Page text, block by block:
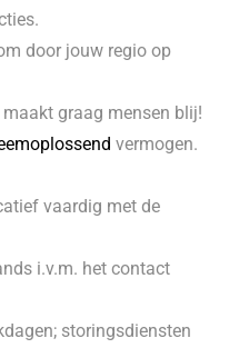
door jouw regio op
graag mensen blij!
vermogen.
vaardig met de
i.v.m. het contact
storingsdiensten